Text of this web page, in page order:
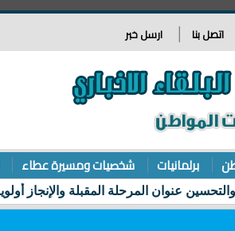
اتصل بنا ارسل خبر
برلمانيات شخصيات ومسيرة عطاء